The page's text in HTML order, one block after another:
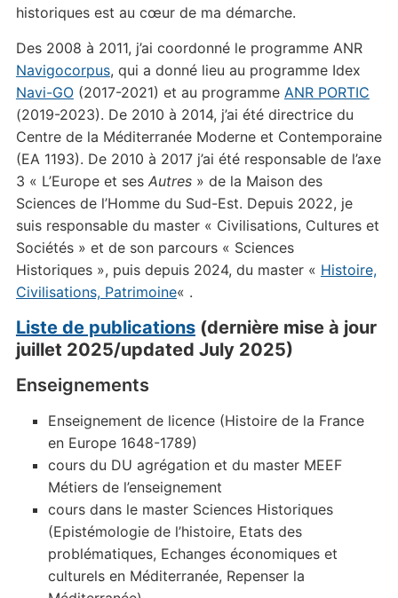
historiques est au cœur de ma démarche.
Des 2008 à 2011, j’ai coordonné le programme ANR
Navigocorpus, qui a donné lieu au programme Idex
Navi-GO(2017-2021) et au programme ANR PORTIC
(2019-2023). De 2010 à 2014, j’ai été directrice du
Centre de la Méditerranée Moderne et Contemporaine
(EA 1193). De 2010 à 2017 j’ai été responsable de l’axe
3 « L’Europe et ses Autres» de la Maison des
Sciences de l’Homme du Sud-Est. Depuis 2022, je
suis responsable du master « Civilisations, Cultures et
Sociétés » et de son parcours « Sciences
Historiques », puis depuis 2024, du master « Histoire,
Civilisations, Patrimoine« .
Liste de publications(dernière mise à jour
juillet 2025/updated July 2025)
Enseignements
Enseignement de licence (Histoire de la France
en Europe 1648-1789)
cours du DU agrégation et du master MEEF
Métiers de l’enseignement
cours dans le master Sciences Historiques
(Epistémologie de l’histoire, Etats des
problématiques, Echanges économiques et
culturels en Méditerranée, Repenser la